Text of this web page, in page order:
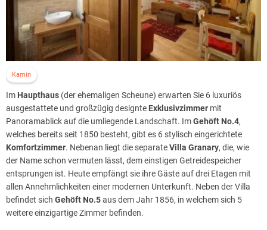
Kamin
Im Haupthaus (der ehemaligen Scheune) erwarten Sie 6 luxuriös
ausgestattete und großzügig designte Exklusivzimmer mit
Panoramablick auf die umliegende Landschaft. ImGehöft No.4,
welches bereits seit 1850 besteht, gibt es 6 stylisch eingerichtete
Komfortzimmer. Nebenan liegt die separateVilla Granary, die, wie
der Name schon vermuten lässt, dem einstigen Getreidespeicher
entsprungen ist. Heute empfängt sie ihre Gäste auf drei Etagen mit
allen Annehmlichkeiten einer modernen Unterkunft. Neben der Villa
befindet sich Gehöft No.5aus dem Jahr 1856, in welchem sich 5
weitere einzigartige Zimmer befinden.